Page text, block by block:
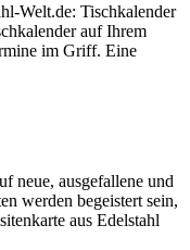
Welt.de: Tischkalender
auf Ihrem
im Griff. Eine
neue, ausgefallene und
werden begeistert sein,
aus Edelstahl